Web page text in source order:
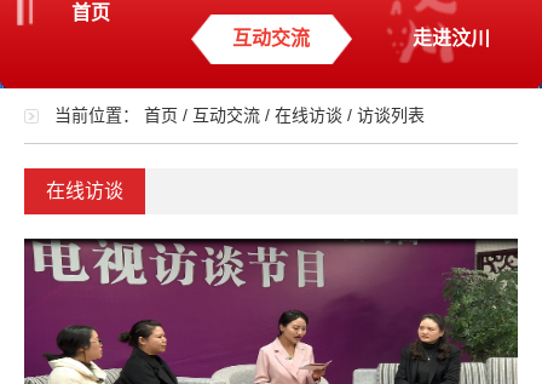
首页
互动交流 走进汶川
当前位置： 首页 / 互动交流 / 在线访谈 / 访谈列表
在线访谈